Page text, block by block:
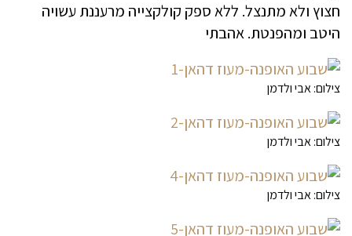
חצוץ ולא מתנצל. ללא ספק קולקצייה מרעננת עשויה
היטב ומהפנטת. אהבתי
צילום: אבי ולדמן
צילום: אבי ולדמן
צילום: אבי ולדמן